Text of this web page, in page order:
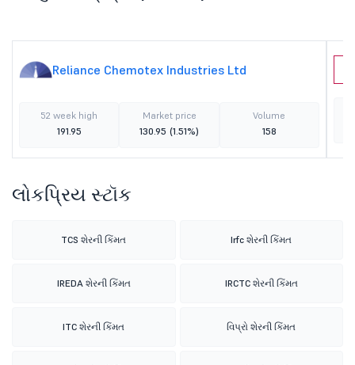
Reliance Chemotex Industries Ltd
52 week high
191.95
Market price
130.95 (1.51%)
Volume
158
લોકપ્રિય સ્ટૉક
TCS શેરની કિંમત Irfc શેરની કિંમત
IREDA શેરની કિંમત IRCTC શેરની કિંમત
ITC શેરની કિંમત વિપ્રો શેરની કિંમત